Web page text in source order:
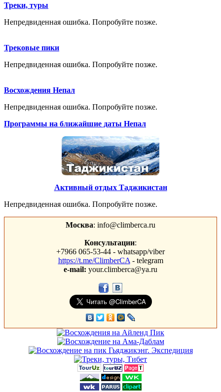
Треки, туры
Непредвиденная ошибка. Попробуйте позже.
Трековые пики
Непредвиденная ошибка. Попробуйте позже.
Восхождения Непал
Непредвиденная ошибка. Попробуйте позже.
Программы на ближайшие даты Непал
Активный отдых Таджикистан
Непредвиденная ошибка. Попробуйте позже.
Москва: info@climberca.ru
Консультации:
+7966 065-53-44 - whatsapp/viber
https://t.me/ClimberCA - telegram
e-mail: your.climberca@ya.ru